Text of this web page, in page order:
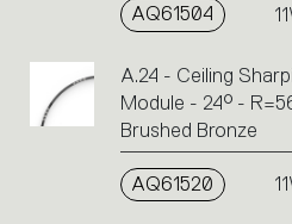
AQ61504
A.24 - Ceiling
Module - 24° -
Brushed Bronze
AQ61520